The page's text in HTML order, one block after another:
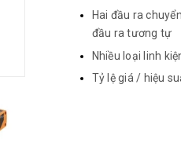
Hai đầu ra
đầu ra tương tự
Nhiều loại linh
Tỷ lệ giá / hiệu